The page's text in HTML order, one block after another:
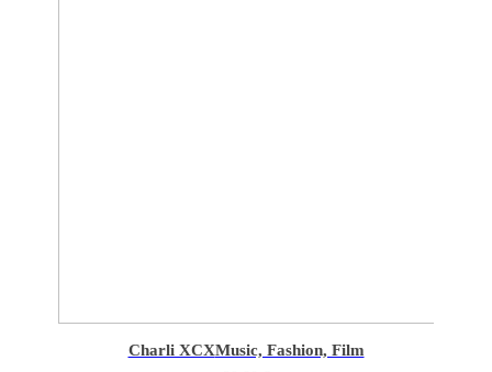
Charli XCXMusic, Fashion, Film